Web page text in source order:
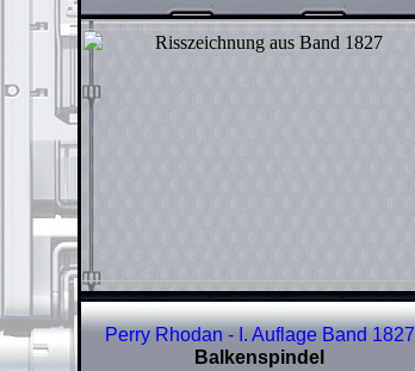
Perry Rhodan - I. Auflage Band 1827
Balkenspindel